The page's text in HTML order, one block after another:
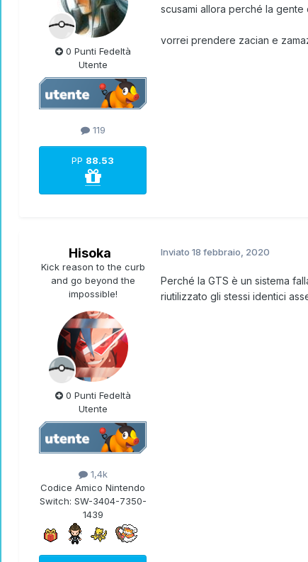
0 Punti Fedeltà
Utente
119
PP 88.53
scusami allora perché la
vorrei prendere zacian e
Hisoka
Kick reason to the curb
and go beyond the
impossible!
0 Punti Fedeltà
Utente
1,4k
Codice Amico Nintendo
Switch: SW-3404-7350-
1439
Inviato 18 febbraio, 2020
Perché la GTS è un sistema
riutilizzato gli stessi identici